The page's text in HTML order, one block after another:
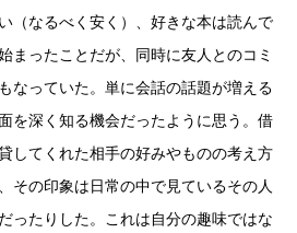
（なるべく安く）、好きな本は読んで
まったことだが、同時に友人とのコミ
なっていた。単に会話の話題が増える
を深く知る機会だったように思う。借
してくれた相手の好みやものの考え方
その印象は日常の中で見ているその人
ったりした。これは自分の趣味ではな